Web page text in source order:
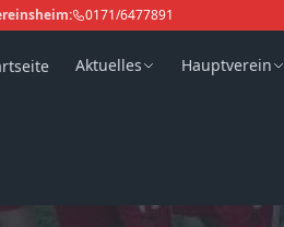
0171/6477891
Aktuelles Hauptverein